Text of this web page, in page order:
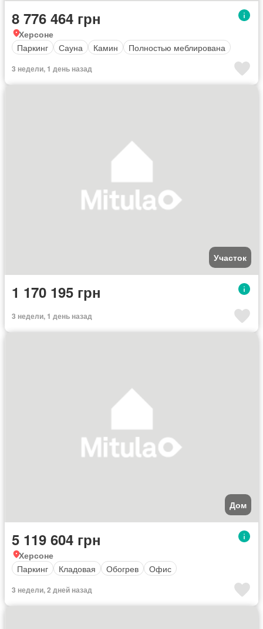
8 776 464 грн
Херсоне
Паркинг
Сауна Камин Полностью меблирована
3 недели, 1 день назад
Участок
1 170 195 грн
3 недели, 1 день назад
Дом
5 119 604 грн
Херсоне
Паркинг
Кладовая Обогрев Офис
3 недели, 2 дней назад